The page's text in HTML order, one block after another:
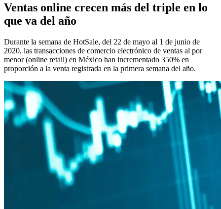
Ventas online crecen más del triple en lo
que va del año
Durante la semana de HotSale, del 22 de mayo al 1 de junio de
2020, las transacciones de comercio electrónico de ventas al por
menor (online retail) en México han incrementado 350% en
proporción a la venta registrada en la primera semana del año.